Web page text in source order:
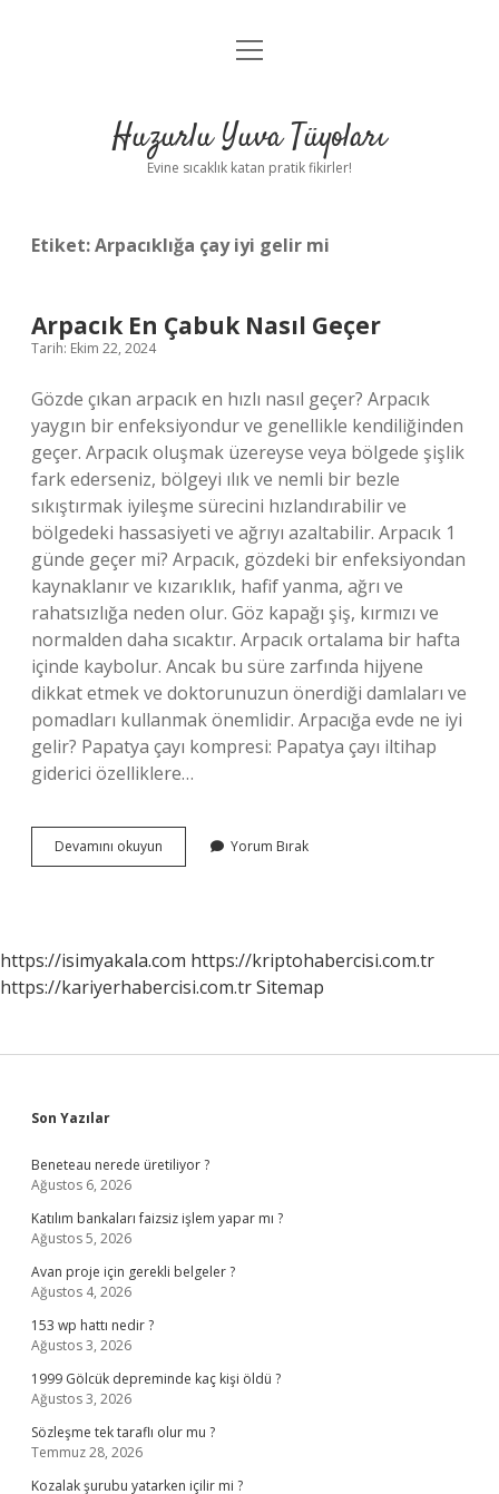
Anasayfa
Yasal Uyarı
menüyü
Huzurlu Yuva Tüyoları
Evine sıcaklık katan pratik fikirler!
Etiket:Arpacıklığa çay iyi gelir mi
Arpacık En Çabuk Nasıl Geçer
Tarih: Ekim 22, 2024
Gözde çıkan arpacık en hızlı nasıl geçer? Arpacık
yaygın bir enfeksiyondur ve genellikle kendiliğinden
geçer. Arpacık oluşmak üzereyse veya bölgede şişlik
fark ederseniz, bölgeyi ılık ve nemli bir bezle
sıkıştırmak iyileşme sürecini hızlandırabilir ve
bölgedeki hassasiyeti ve ağrıyı azaltabilir. Arpacık 1
günde geçer mi? Arpacık, gözdeki bir enfeksiyondan
kaynaklanır ve kızarıklık, hafif yanma, ağrı ve
rahatsızlığa neden olur. Göz kapağı şiş, kırmızı ve
normalden daha sıcaktır. Arpacık ortalama bir hafta
içinde kaybolur. Ancak bu süre zarfında hijyene
dikkat etmek ve doktorunuzun önerdiği damlaları ve
pomadları kullanmak önemlidir. Arpacığa evde ne iyi
gelir? Papatya çayı kompresi: Papatya çayı iltihap
giderici özelliklere…
Devamını okuyun
En
Yorum Bırak
https://isimyakala.com https://kriptohabercisi.com.tr
https://kariyerhabercisi.com.trSitemap
Sidebar
Son Yazılar
Beneteau nerede üretiliyor ?
Ağustos 6, 2026
Katılım bankaları faizsiz işlem yapar mı ?
Ağustos 5, 2026
Avan proje için gerekli belgeler ?
Ağustos 4, 2026
153 wp hattı nedir ?
Ağustos 3, 2026
1999 Gölcük depreminde kaç kişi öldü ?
Ağustos 3, 2026
Sözleşme tek taraflı olur mu ?
Temmuz 28, 2026
Kozalak şurubu yatarken içilir mi ?